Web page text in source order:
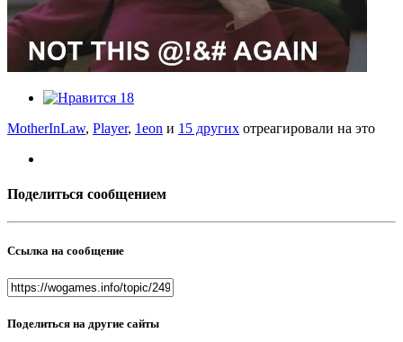
18
MotherInLaw, Player, 1eon и 15 других отреагировали на это
Поделиться сообщением
Ссылка на сообщение
Поделиться на другие сайты